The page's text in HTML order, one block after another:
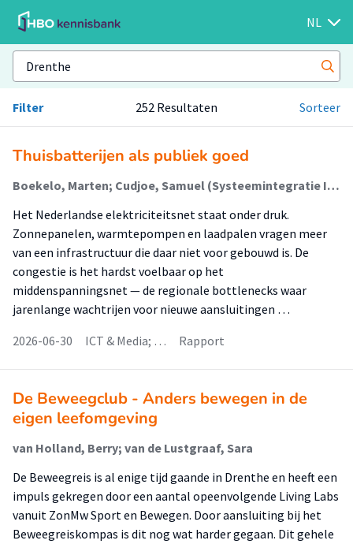
NL
Filter 252 Resultaten Sorteer
Thuisbatterijen als publiek goed
Boekelo, Marten; Cudjoe, Samuel (Systeemintegratie In De Energietransitie); Goorhuis, Dik; Hendriks, Eric; Hut, Peter; Jun, Lingkang; Lamain, Wiebo (Communication, Behaviour & Sustainable Society); Pul, Harold; van Rij, Eva (Communication, Behaviour & Sustainable Society); van Someren, Christian (Energietransitie En Netwerken); Zhan, Sen
Het Nederlandse elektriciteitsnet staat onder druk.
Zonnepanelen, warmtepompen en laadpalen vragen meer
van een infrastructuur die daar niet voor gebouwd is. De
congestie is het hardst voelbaar op het
middenspanningsnet — de regionale bottle­necks waar
jarenlange wachtrijen voor nieuwe aansluitingen …
2026-06-30
ICT & Media; … Rapport
De Beweegclub - Anders bewegen in de
eigen leefomgeving
van Holland, Berry; van de Lustgraaf, Sara
De Beweegreis is al enige tijd gaande in Drenthe en heeft een
impuls gekregen door een aantal opeenvolgende Living Labs
vanuit ZonMw Sport en Bewegen. Door aansluiting bij het
Beweegreiskompas is dit nog wat harder gegaan. Dit gehele